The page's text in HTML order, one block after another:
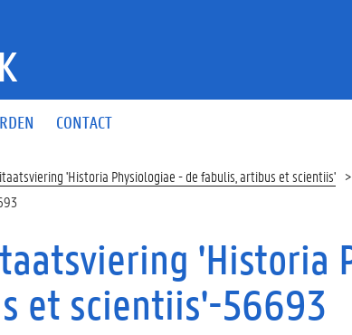
CONTACT
'Historia Physiologiae - de fabulis, artibus et scientiis'
'Historia
et scientiis'-56693